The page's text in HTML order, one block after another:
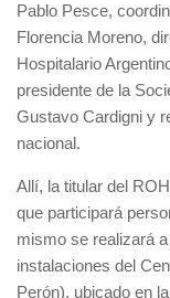
Pablo Pesce,
Florencia Moreno,
Hospitalario
presidente de la
Gustavo Cardigni y
nacional.
Allí, la titular del
que participará
mismo se realizará
instalaciones del
Perón), ubicado en